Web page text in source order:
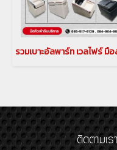
ติดตามเร